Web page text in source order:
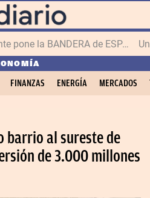
Por qué la gente pone la BANDERA de ESPAÑA en el balcón
FINANZAS ENERGÍA MERCADOS
barrio al sureste de
de 3.000 millones